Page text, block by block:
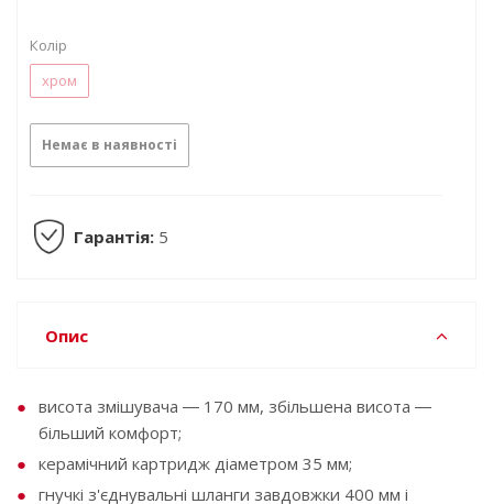
Колір
хром
Немає в наявності
Гарантія: 5
Опис
висота змішувача ― 170 мм, збільшена висота ―
більший комфорт;
керамічний картридж діаметром 35 мм;
гнучкі з'єднувальні шланги завдовжки 400 мм і